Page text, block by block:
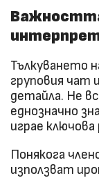
Тълкуването
груповия чат
детайла. Не
еднозначно
играе ключова
Понякога
използват